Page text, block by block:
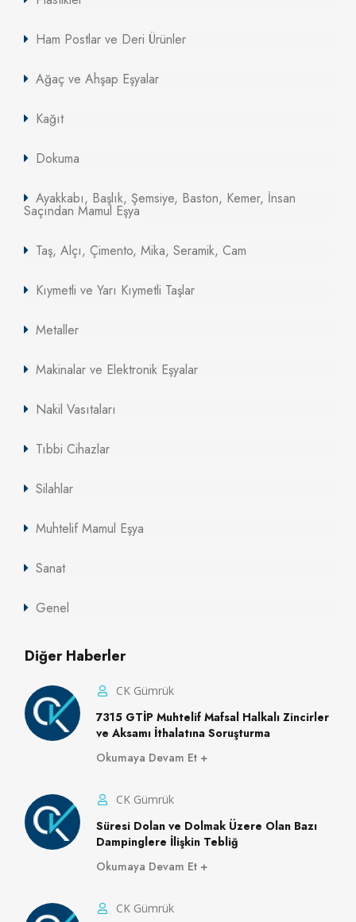
Ham Postlar ve Deri Ürünler
Ağaç ve Ahşap Eşyalar
Kağıt
Dokuma
Ayakkabı, Başlık, Şemsiye, Baston, Kemer, İnsan
Saçından Mamul Eşya
Taş, Alçı, Çimento, Mika, Seramik, Cam
Kıymetli ve Yarı Kıymetli Taşlar
Metaller
Makinalar ve Elektronik Eşyalar
Nakil Vasıtaları
Tıbbi Cihazlar
Silahlar
Muhtelif Mamul Eşya
Sanat
Genel
Diğer Haberler
CK Gümrük
7315 GTİP Muhtelif Mafsal Halkalı Zincirler
ve Aksamı İthalatına Soruşturma
Okumaya Devam Et
CK Gümrük
Süresi Dolan ve Dolmak Üzere Olan Bazı
Dampinglere İlişkin Tebliğ
Okumaya Devam Et
CK Gümrük